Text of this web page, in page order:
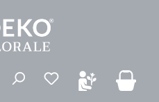
Du har 0